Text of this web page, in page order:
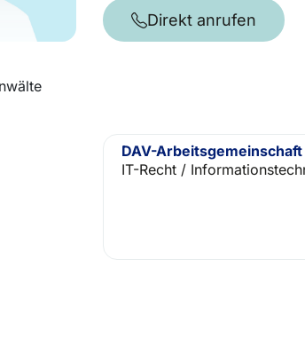
Direkt anrufen
DAV-Arbeitsgemeinschaft
IT-Recht /